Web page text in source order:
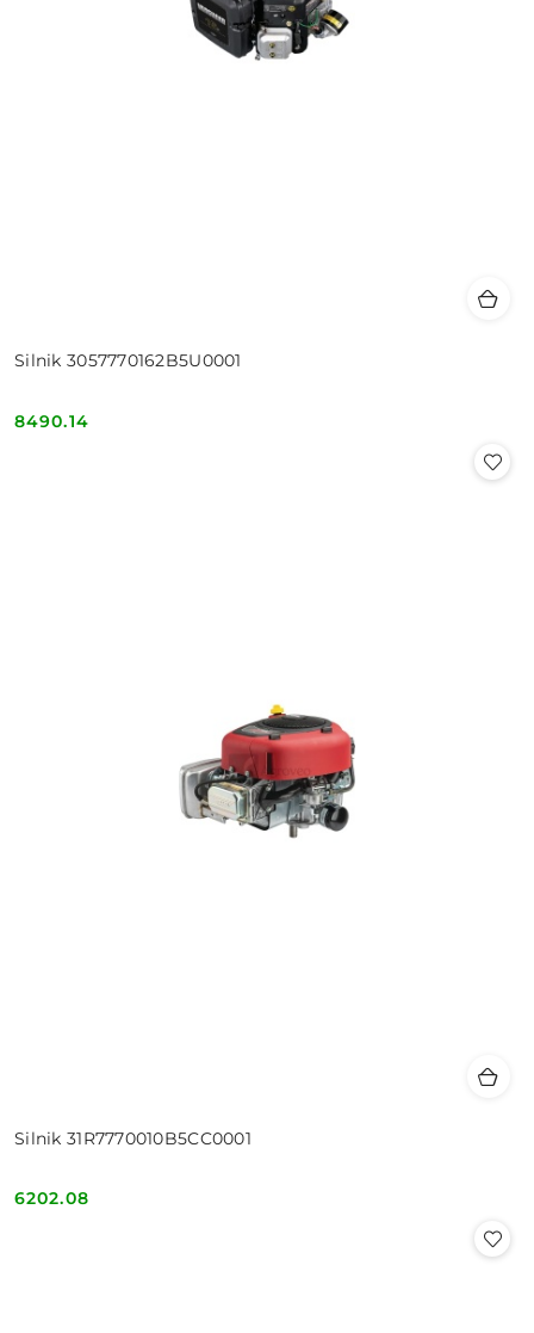
Silnik 3057770162B5U0001
Cena:
8490.14
Silnik 31R7770010B5CC0001
Cena:
6202.08